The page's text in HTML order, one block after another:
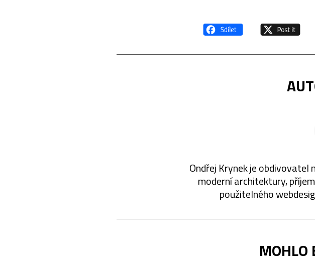
Ondřej Krynek je obdivovatel
moderní architektury,
použitelného
MOHLO